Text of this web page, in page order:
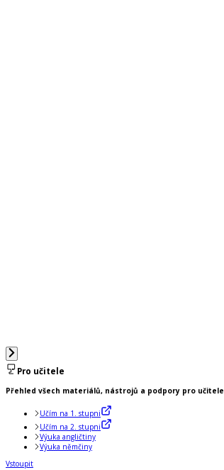
Pro učitele
Přehled všech materiálů, nástrojů a podpory pro učitele
Učím na 1. stupni
Učím na 2. stupni
Výuka angličtiny
Výuka němčiny
Vstoupit